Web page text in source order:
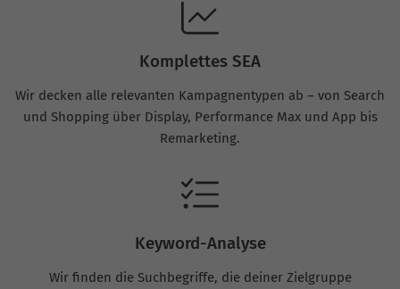
Komplettes SEA
Wir decken alle relevanten Kampagnentypen ab – von Search
und Shopping über Display, Performance Max und App bis
Remarketing.
Keyword-Analyse
Wir finden die Suchbegriffe, die deiner Zielgruppe